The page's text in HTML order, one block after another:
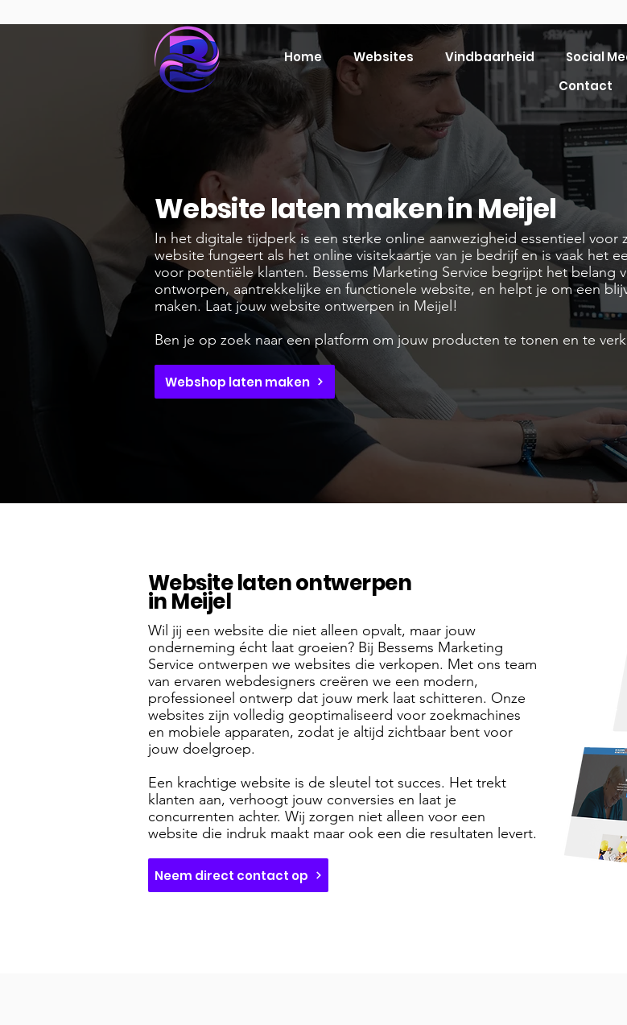
Home Websites Vindbaarheid Social
Contact
Website laten maken in Meijel
In het digitale tijdperk is een sterke online aanwezigheid essentieel voor
website fungeert als het online visitekaartje van je bedrijf en is vaak het
voor potentiële klanten. Bessems Marketing Service begrijpt het belang
ontworpen, aantrekkelijke en functionele website, en helpt je om een
maken. Laat jouw website ontwerpen in Meijel!
Ben je op zoek naar een platform om jouw producten te tonen en te
Webshop laten maken
Website laten ontwerpen
in Meijel
Wil jij een website die niet alleen opvalt, maar jouw
onderneming écht laat groeien? Bij Bessems Marketing
Service ontwerpen we websites die verkopen. Met ons team
van ervaren webdesigners creëren we een modern,
professioneel ontwerp dat jouw merk laat schitteren. Onze
websites zijn volledig geoptimaliseerd voor zoekmachines
en mobiele apparaten, zodat je altijd zichtbaar bent voor
jouw doelgroep.
Een krachtige website is de sleutel tot succes. Het trekt
klanten aan, verhoogt jouw conversies en laat je
concurrenten achter. Wij zorgen niet alleen voor een
website die indruk maakt maar ook een die resultaten levert.
Neem direct contact op